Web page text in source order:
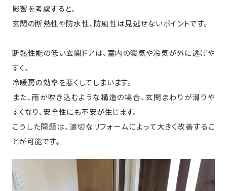
影響を考慮すると、
玄関の断熱性や防水性、防風性は見逃せないポイントです。
断熱性能の低い玄関ドアは、室内の暖気や冷気が外に逃げや
すく、
冷暖房の効率を悪くしてしまいます。
また、雨が吹き込むような構造の場合、玄関まわりが滑りや
すくなり、安全性にも不安が生じます。
こうした問題は、適切なリフォームによって大きく改善するこ
とが可能です。